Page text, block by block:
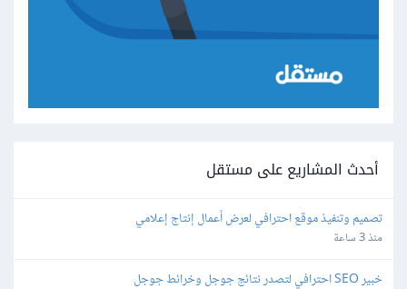
أحدث المشاريع على مستقل
تصميم وتنفيذ موقع احترافي لعرض أعمال إنتاج إعلامي
منذ 3 ساعة
خبير SEO احترافي لتصدر نتائج جوجل وخرائط جوجل